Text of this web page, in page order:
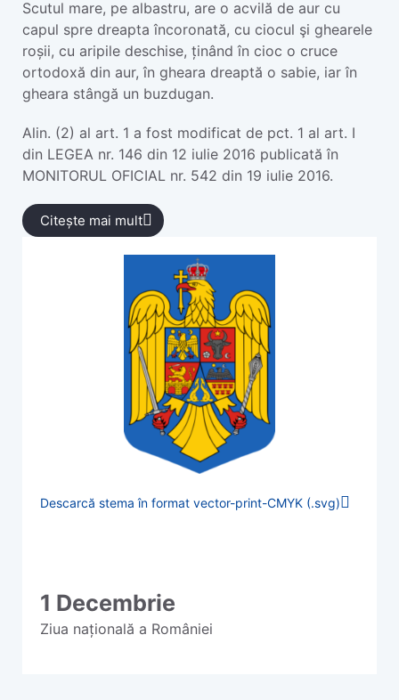
Scutul mare, pe albastru, are o acvilă de aur cu
capul spre dreapta încoronată, cu ciocul şi ghearele
roșii, cu aripile deschise, ținând în cioc o cruce
ortodoxă din aur, în gheara dreaptă o sabie, iar în
gheara stângă un buzdugan.
Alin. (2) al art. 1 a fost modificat de pct. 1 al art. I
din LEGEA nr. 146 din 12 iulie 2016 publicată în
MONITORUL OFICIAL nr. 542 din 19 iulie 2016.
Citește mai mult
Descarcă stema în format vector-print-CMYK (.svg)
1 Decembrie
Ziua națională a României